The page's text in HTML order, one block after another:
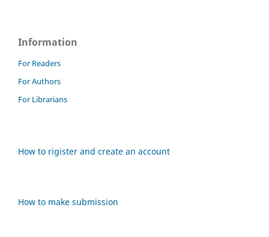
Information
For Readers
For Authors
For Librarians
How to rigister and create an account
How to make submission